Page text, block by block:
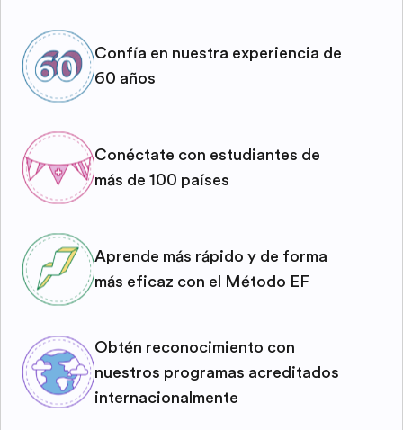
Confía en nuestra experiencia de
60 años
Conéctate con estudiantes de
más de 100 países
Aprende más rápido y de forma
más eficaz con el Método EF
Obtén reconocimiento con
nuestros programas acreditados
internacionalmente